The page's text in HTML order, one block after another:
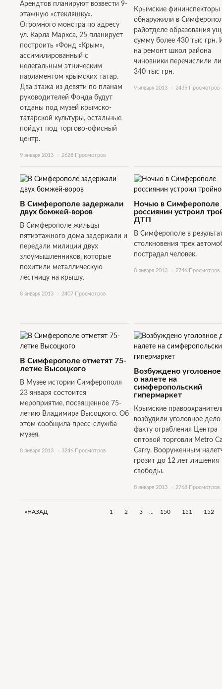
Арендтов планируют возвести 9-
этажную «стекляшку».
Огромного монстра по адресу
ул. Карла Маркса, 25 планирует
построить «Фонд «Крым»,
ассимилированный с
нелегальным этническим
парламентом крымских татар.
Два этажа из девяти по планам
руководителей Фонда будут
отданы под музей крымско-
татарской культуры, остальные
пойдут под торгово-офисный
центр.
9 января 2013 2628 Просмотров
Крымские фининспекторы
обнаружили в
райотделе образования
сумму более 430 тыс грн.
на ремонт школ района
чиновники перечислили
340 тыс грн.
9 января 2013 2435 Просмотров
В Симферополе задержали
двух бомжей-воров
В Симферополе жильцы
пятиэтажного дома задержали и
передали милиции двух
злоумышленников, которые
похитили металлическую
лестницу на крышу.
8 января 2013 2407 Просмотров
Ночью в Симферополе
россиянин устроил
ДТП
В Симферополе в
столкновения трех
пострадал человек.
8 января 2013 2746 Просмотров
В Симферополе отметят 75-
летие Высоцкого
В Музее истории Симферополя
23 января состоится
мероприятие, посвященное 75-
летию Владимира Высоцкого. Об
этом сообщила пресс-служба
музея.
8 января 2013 3246 Просмотров
Возбуждено
о налете на
симферопольский
гипермаркет
Крымские
возбудили уголовное
факту ограбления Центра
оптовой торговли Metro
Carry. Вооруженным
грозит до 12 лет лишения
свободы.
8 января 2013 2768 Просмотров
«НАЗАД 1 2 3 150 151 152